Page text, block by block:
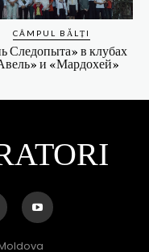
CÂMPUL BĂLȚI
Следопыта» в клубах
и «Мардохей»